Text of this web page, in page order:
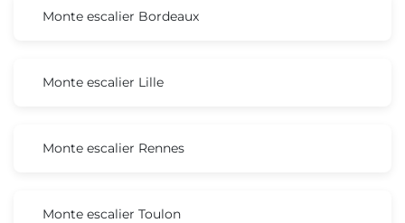
Monte escalier Bordeaux
Monte escalier Lille
Monte escalier Rennes
Monte escalier Toulon